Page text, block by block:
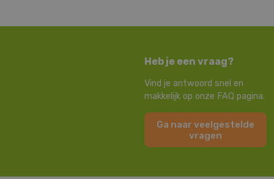
Heb je een vraag?
Vind je antwoord snel en
makkelijk op onze FAQ pagina.
Ga naar veelgestelde
vragen